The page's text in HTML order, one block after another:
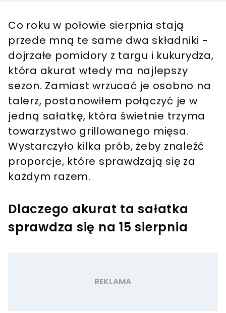
Co roku w połowie sierpnia stają
przede mną te same dwa składniki -
dojrzałe pomidory z targu i kukurydza,
która akurat wtedy ma najlepszy
sezon. Zamiast wrzucać je osobno na
talerz, postanowiłem połączyć je w
jedną sałatkę, która świetnie trzyma
towarzystwo grillowanego mięsa.
Wystarczyło kilka prób, żeby znaleźć
proporcje, które sprawdzają się za
każdym razem.
Dlaczego akurat ta sałatka
sprawdza się na 15 sierpnia